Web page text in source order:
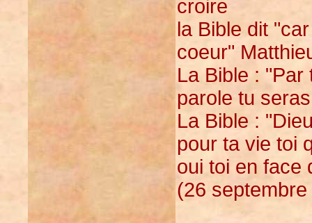
croire
la Bible dit
coeur"
La Bible :
parole tu
La Bible :
pour ta vie toi
oui toi en face
(26